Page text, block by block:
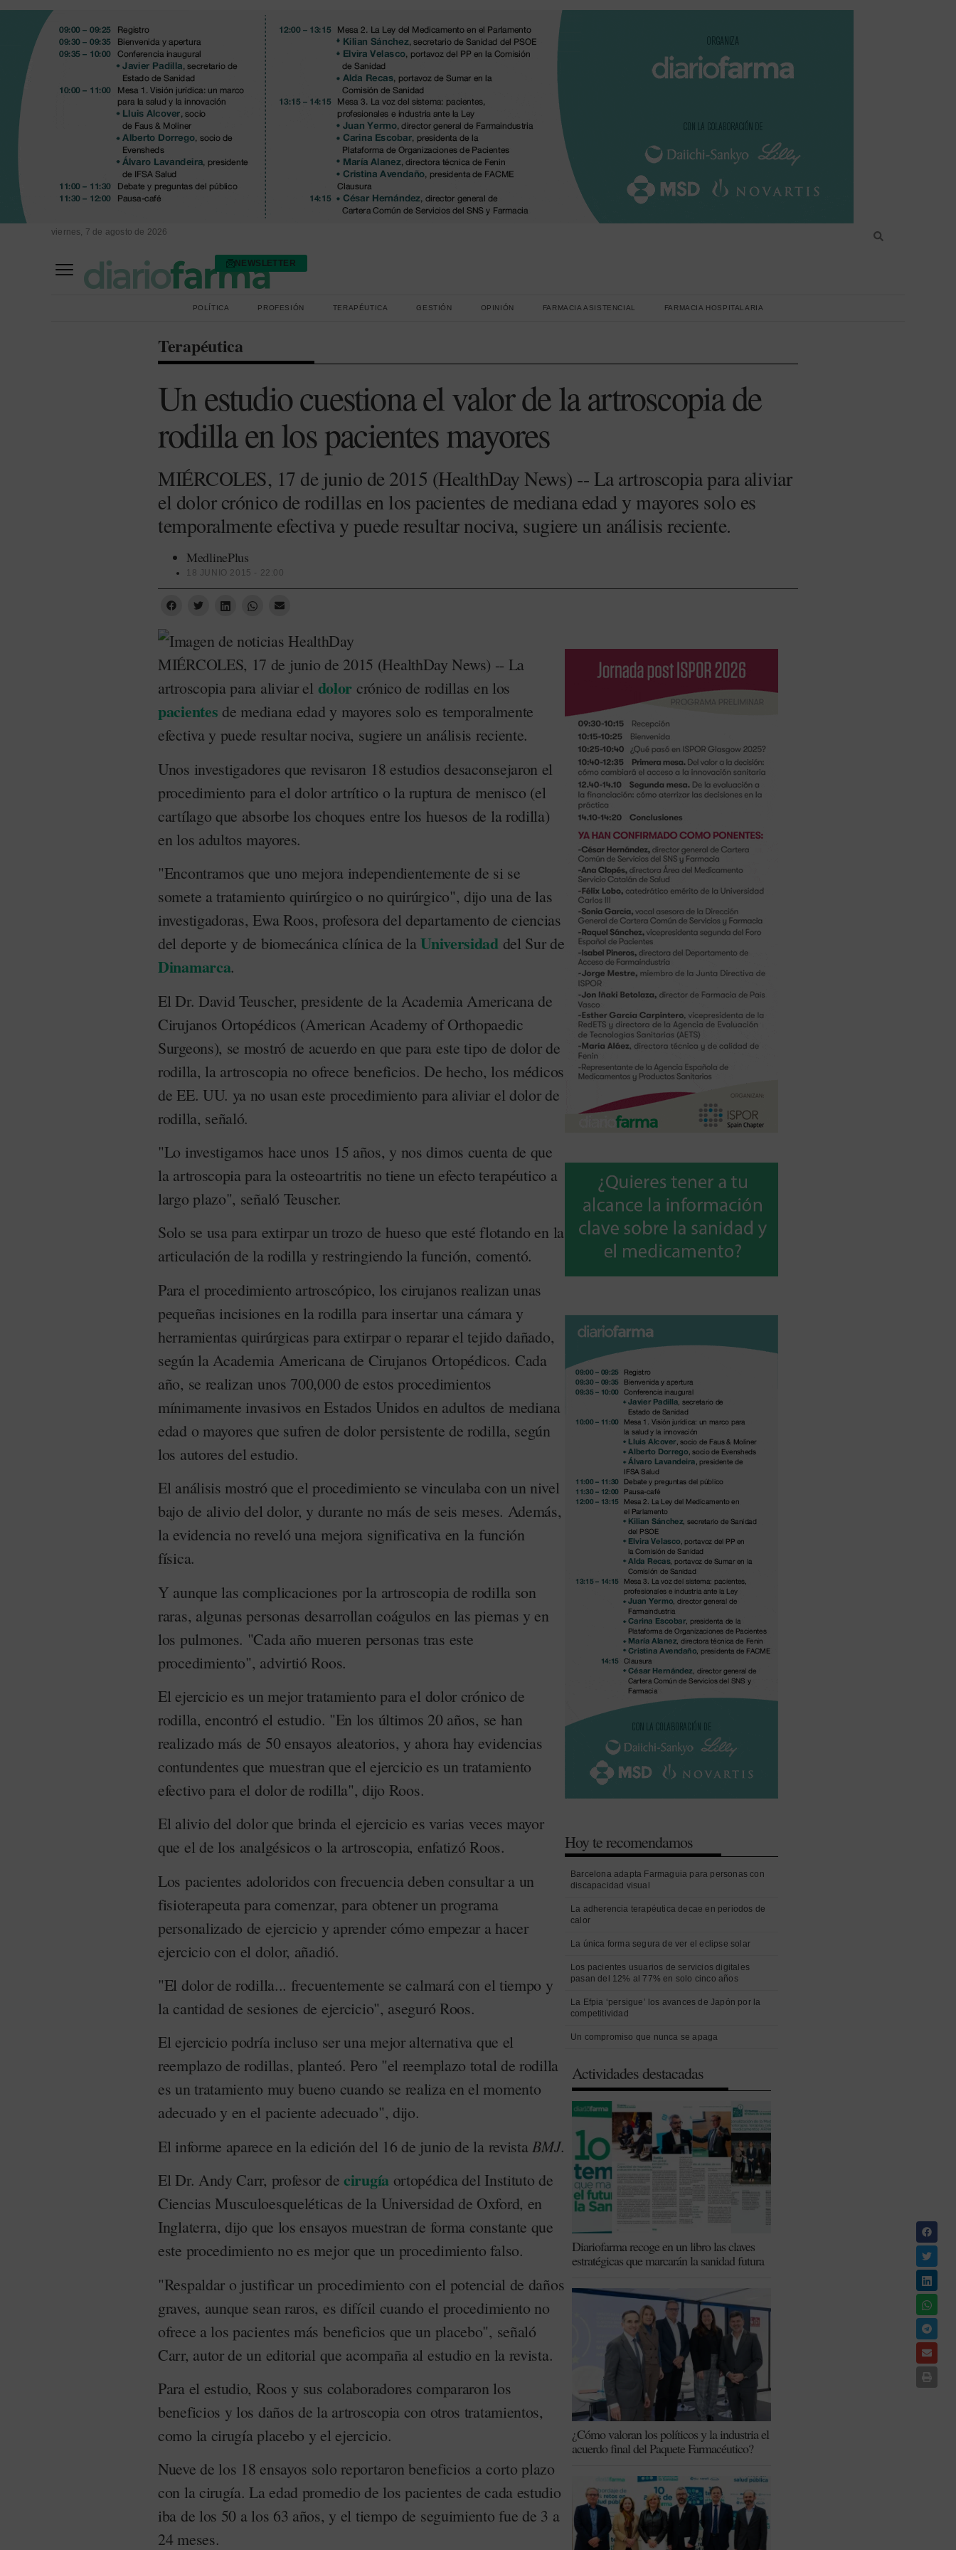
viernes, 7 de agosto de 2026
NEWSLETTER
POLÍTICA PROFESIÓN TERAPÉUTICA GESTIÓN OPINIÓN FARMACIA ASISTENCIAL FARMACIA HOSPITALARIA
Terapéutica
Un estudio cuestiona el valor de la artroscopia de
rodilla en los pacientes mayores
MIÉRCOLES, 17 de junio de 2015 (HealthDay News) -- La artroscopia para aliviar
el dolor crónico de rodillas en los pacientes de mediana edad y mayores solo es
temporalmente efectiva y puede resultar nociva, sugiere un análisis reciente.
MedlinePlus
18 JUNIO 2015 - 22:00
MIÉRCOLES, 17 de junio de 2015 (HealthDay News) -- La
artroscopia para aliviar el dolor crónico de rodillas en los
pacientes de mediana edad y mayores solo es temporalmente
efectiva y puede resultar nociva, sugiere un análisis reciente.
Unos investigadores que revisaron 18 estudios desaconsejaron el
procedimiento para el dolor artrítico o la ruptura de menisco (el
cartílago que absorbe los choques entre los huesos de la rodilla)
en los adultos mayores.
"Encontramos que uno mejora independientemente de si se
somete a tratamiento quirúrgico o no quirúrgico", dijo una de las
investigadoras, Ewa Roos, profesora del departamento de ciencias
del deporte y de biomecánica clínica de laUniversidaddel Sur de
Dinamarca.
El Dr. David Teuscher, presidente de la Academia Americana de
Cirujanos Ortopédicos (American Academy of Orthopaedic
Surgeons), se mostró de acuerdo en que para este tipo de dolor de
rodilla, la artroscopia no ofrece beneficios. De hecho, los médicos
de EE. UU. ya no usan este procedimiento para aliviar el dolor de
rodilla, señaló.
"Lo investigamos hace unos 15 años, y nos dimos cuenta de que
la artroscopia para la osteoartritis no tiene un efecto terapéutico a
largo plazo", señaló Teuscher.
Solo se usa para extirpar un trozo de hueso que esté flotando en la
articulación de la rodilla y restringiendo la función, comentó.
Para el procedimiento artroscópico, los cirujanos realizan unas
pequeñas incisiones en la rodilla para insertar una cámara y
herramientas quirúrgicas para extirpar o reparar el tejido dañado,
según la Academia Americana de Cirujanos Ortopédicos. Cada
año, se realizan unos 700,000 de estos procedimientos
mínimamente invasivos en Estados Unidos en adultos de mediana
edad o mayores que sufren de dolor persistente de rodilla, según
los autores del estudio.
El análisis mostró que el procedimiento se vinculaba con un nivel
bajo de alivio del dolor, y durante no más de seis meses. Además,
la evidencia no reveló una mejora significativa en la función
física.
Y aunque las complicaciones por la artroscopia de rodilla son
raras, algunas personas desarrollan coágulos en las piernas y en
los pulmones. "Cada año mueren personas tras este
procedimiento", advirtió Roos.
El ejercicio es un mejor tratamiento para el dolor crónico de
rodilla, encontró el estudio. "En los últimos 20 años, se han
realizado más de 50 ensayos aleatorios, y ahora hay evidencias
contundentes que muestran que el ejercicio es un tratamiento
efectivo para el dolor de rodilla", dijo Roos.
El alivio del dolor que brinda el ejercicio es varias veces mayor
que el de los analgésicos o la artroscopia, enfatizó Roos.
Los pacientes adoloridos con frecuencia deben consultar a un
fisioterapeuta para comenzar, para obtener un programa
personalizado de ejercicio y aprender cómo empezar a hacer
ejercicio con el dolor, añadió.
"El dolor de rodilla... frecuentemente se calmará con el tiempo y
la cantidad de sesiones de ejercicio", aseguró Roos.
El ejercicio podría incluso ser una mejor alternativa que el
reemplazo de rodillas, planteó. Pero "el reemplazo total de rodilla
es un tratamiento muy bueno cuando se realiza en el momento
adecuado y en el paciente adecuado", dijo.
El informe aparece en la edición del 16 de junio de la revistaBMJ.
El Dr. Andy Carr, profesor de cirugíaortopédica del Instituto de
Ciencias Musculoesqueléticas de la Universidad de Oxford, en
Inglaterra, dijo que los ensayos muestran de forma constante que
este procedimiento no es mejor que un procedimiento falso.
"Respaldar o justificar un procedimiento con el potencial de daños
graves, aunque sean raros, es difícil cuando el procedimiento no
ofrece a los pacientes más beneficios que un placebo", señaló
Carr, autor de un editorial que acompaña al estudio en la revista.
Para el estudio, Roos y sus colaboradores compararon los
beneficios y los daños de la artroscopia con otros tratamientos,
como la cirugía placebo y el ejercicio.
Nueve de los 18 ensayos solo reportaron beneficios a corto plazo
con la cirugía. La edad promedio de los pacientes de cada estudio
iba de los 50 a los 63 años, y el tiempo de seguimiento fue de 3 a
24 meses.
Hoy te recomendamos
Barcelona adapta Farmaguia para personas con
discapacidad visual
La adherencia terapéutica decae en periodos de
calor
La única forma segura de ver el eclipse solar
Los pacientes usuarios de servicios digitales
pasan del 12% al 77% en solo cinco años
La Efpia ‘persigue’ los avances de Japón por la
competitividad
Un compromiso que nunca se apaga
Actividades destacadas
Diariofarma recoge en un libro las claves
estratégicas que marcarán la sanidad futura
¿Cómo valoran los políticos y la industria el
acuerdo final del Paquete Farmacéutico?